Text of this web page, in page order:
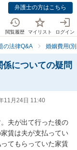
弁護士の方はこちら
閲覧履歴 マイリスト ログイン
の法律Q&A 婚姻費用(
についての疑問
11月24日 11:40
夫が出て行った後の
賃は夫が支払ってい
てもらっていた家賃